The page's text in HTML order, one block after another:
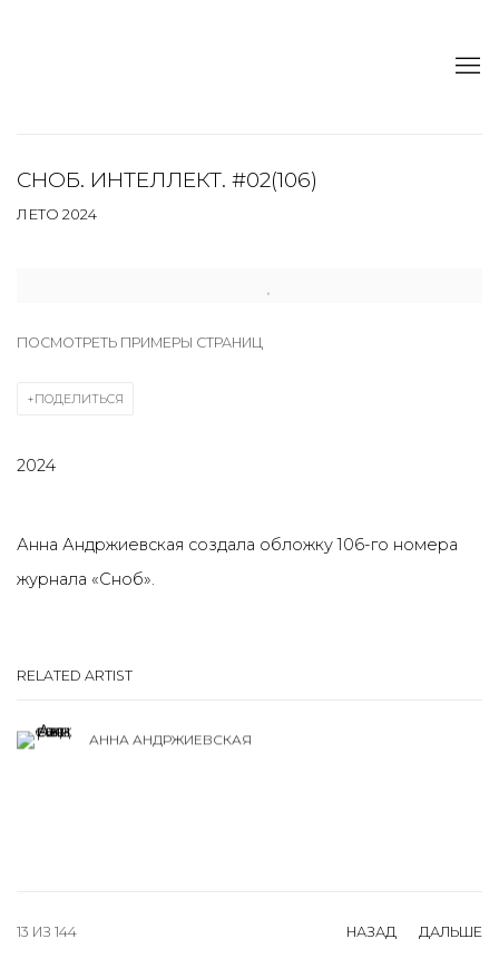
СНОБ. ИНТЕЛЛЕКТ. #02(106)
ЛЕТО 2024
ПОСМОТРЕТЬ ПРИМЕРЫ СТРАНИЦ
ПОДЕЛИТЬСЯ
2024
Анна Андржиевская создала обложку 106-го номера
журнала «Сноб»‎.
RELATED ARTIST
АННА АНДРЖИЕВСКАЯ
НАЗАД ДАЛЬШЕ
13 ИЗ 144